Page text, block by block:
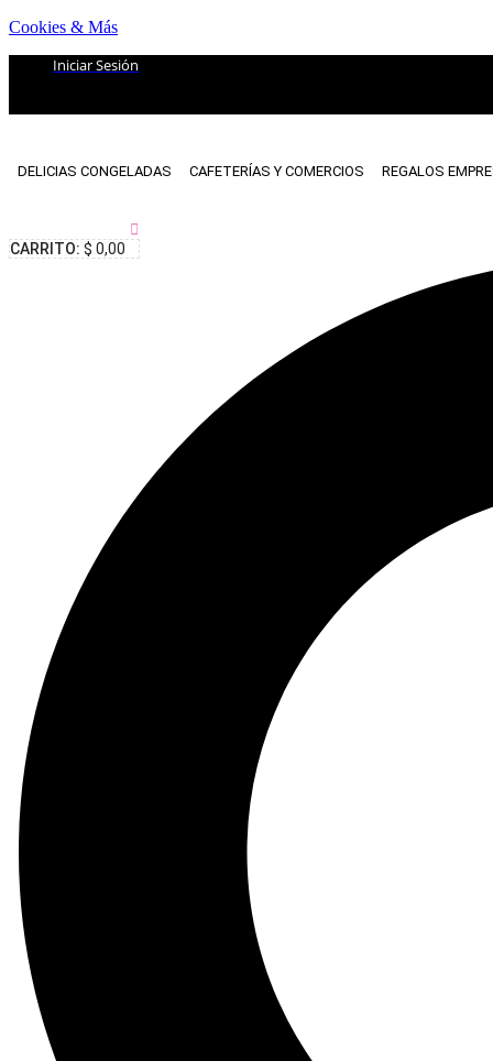
Cookies & Más
Iniciar Sesión
DELICIAS CONGELADAS CAFETERÍAS Y COMERCIOS REGALOS
$ 0,00